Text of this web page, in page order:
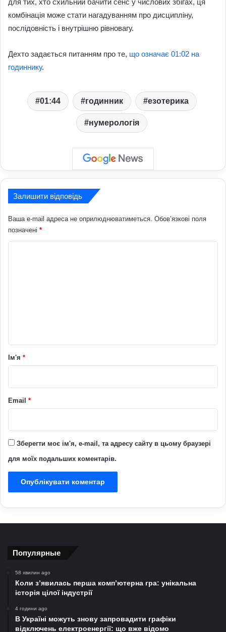
комбінація може стати нагадуванням про дисципліну,
послідовність і внутрішню рівновагу.
Дехто задається питанням про те, що означає 01:02 на
годиннику.
01:44 годинник езотерика
нумерологія
Залишити відповідь
Ваша e-mail адреса не оприлюднюватиметься. Обов’язкові поля
позначені *
рІм'я *
Email *
Зберегти моє ім'я, e-mail, та адресу сайту в цьому браузері
для моїх подальших коментарів.
Популярные
58 хвилин ago
Коли з’явилась перша комп’ютерна гра: унікальна
історія цілої індустрії
4 години ago
В Україні можуть знову запровадити графіки
відключень електроенергії: що вже відомо